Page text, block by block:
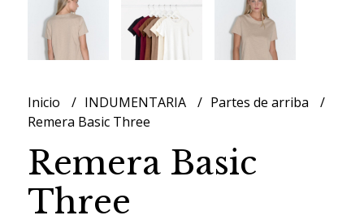
Inicio INDUMENTARIA
Partes de arriba
Remera Basic Three
Remera Basic
Three